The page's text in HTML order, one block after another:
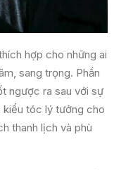
hợp cho những ai
sang trọng. Phần
ngược ra sau với sự
tóc lý tưởng cho
thanh lịch và phù